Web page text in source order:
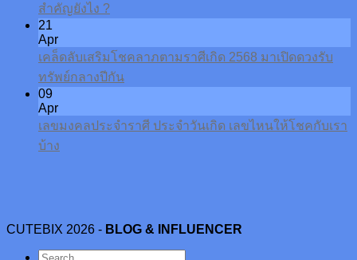
สำคัญยังไง ?
21
Apr
เคล็ดลับเสริมโชคลาภตามราศีเกิด 2568 มาเปิดดวงรับ
ทรัพย์กลางปีกัน
09
Apr
เลขมงคลประจำราศี ประจำวันเกิด เลขไหนให้โชคกับเรา
บ้าง
CUTEBIX 2026 - BLOG & INFLUENCER